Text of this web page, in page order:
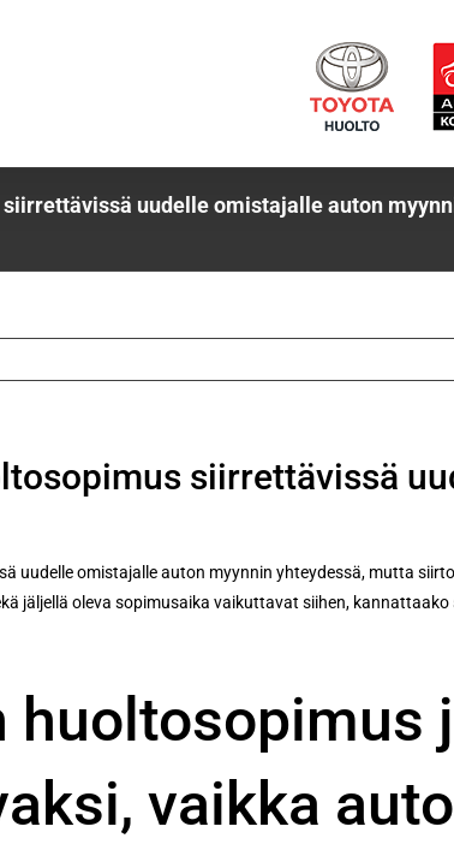
uudelle omistajalle auton
siirrettävissä
uudelle omistajalle auton myynnin yhteydessä, mutta
jäljellä oleva sopimusaika vaikuttavat siihen,
huoltosopimus
vaikka